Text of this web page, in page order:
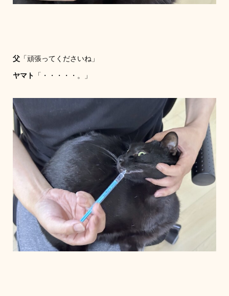
父「頑張ってくださいね」
ヤマト 「・・・・・。」